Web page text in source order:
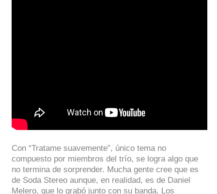
Con “Tratame suavemente”, único tema no
compuesto por miembros del trío, se logra algo que
no termina de sorprender. Mucha gente cree que es
de Soda Stereo aunque, en realidad, es de Daniel
Melero, que lo grabó junto con su banda, Los